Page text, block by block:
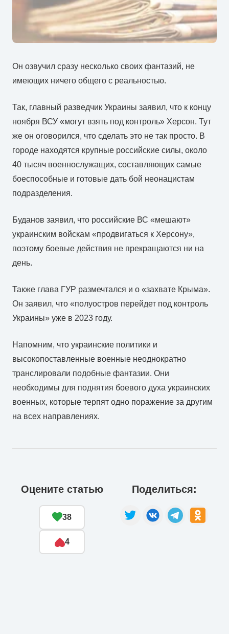
Он озвучил сразу несколько своих фантазий, не
имеющих ничего общего с реальностью.
Так, главный разведчик Украины заявил, что к концу
ноября ВСУ «могут взять под контроль» Херсон. Тут
же он оговорился, что сделать это не так просто. В
городе находятся крупные российские силы, около
40 тысяч военнослужащих, составляющих самые
боеспособные и готовые дать бой неонацистам
подразделения.
Буданов заявил, что российские ВС «мешают»
украинским войскам «продвигаться к Херсону»,
поэтому боевые действия не прекращаются ни на
день.
Также глава ГУР размечтался и о «захвате Крыма».
Он заявил, что «полуостров перейдет под контроль
Украины» уже в 2023 году.
Напомним, что украинские политики и
высокопоставленные военные неоднократно
транслировали подобные фантазии. Они
необходимы для поднятия боевого духа украинских
военных, которые терпят одно поражение за другим
на всех направлениях.
Оцените статью
38
4
Поделиться: